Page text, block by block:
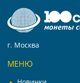
г. Москва
МЕНЮ